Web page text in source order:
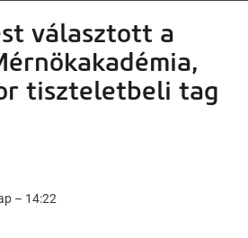
választott a
tiszteletbeli tag
– 14:22